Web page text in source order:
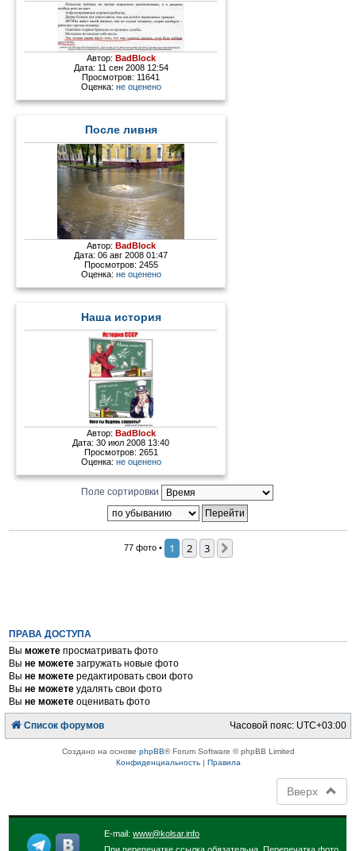
Автор: BadBlock
Дата: 11 сен 2008 12:54
Просмотров: 11641
Оценка: не оценено
После ливня
Автор: BadBlock
Дата: 06 авг 2008 01:47
Просмотров: 2455
Оценка: не оценено
Наша история
Автор: BadBlock
Дата: 30 июл 2008 13:40
Просмотров: 2651
Оценка: не оценено
Поле сортировки
77 фото • 1 2 3
ПРАВА ДОСТУПА
Выможете просматривать фото
Выне можете загружать новые фото
Выне можете редактировать свои фото
Выне можете удалять свои фото
Выне можете оценивать фото
Список форумов Часовой пояс: UTC+03:00
Создано на основе phpBB® Forum Software © phpBB Limited
Конфиденциальность| Правила
Вверх
E-mail:www@kolsar.info